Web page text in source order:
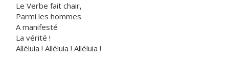
Le Verbe fait chair,
Parmi les hommes
A manifesté
La vérité !
Alléluia ! Alléluia ! Alléluia !